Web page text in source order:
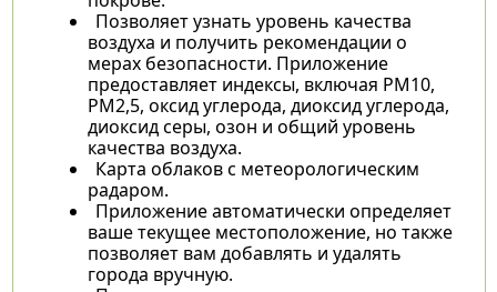
Позволяет узнать уровень качества
воздуха и получить рекомендации о
мерах безопасности. Приложение
предоставляет индексы, включая PM10,
PM2,5, оксид углерода, диоксид углерода,
диоксид серы, озон и общий уровень
качества воздуха.
Карта облаков с метеорологическим
радаром.
Приложение автоматически определяет
ваше текущее местоположение, но также
позволяет вам добавлять и удалять
города вручную.